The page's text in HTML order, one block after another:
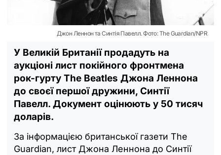
Джон Леннон та Синтія Павелл. Фото: The Guardian/NPR
У Великій Британії продадуть на
аукціоні лист покійного фронтмена
рок-гурту The Beatles Джона Леннона
до своєї першої дружини, Синтії
Павелл. Документ оцінюють у 50 тисяч
доларів.
За інформацією британської газети The
Guardian, лист Джона Леннона до Синтії